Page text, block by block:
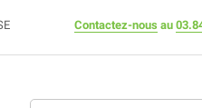
Contactez-nous au